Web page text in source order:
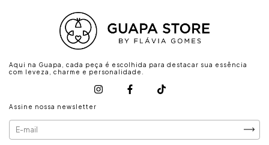
Aqui na Guapa, cada peça é escolhida para destacar sua essência
com leveza, charme e personalidade.
Assine nossa newsletter